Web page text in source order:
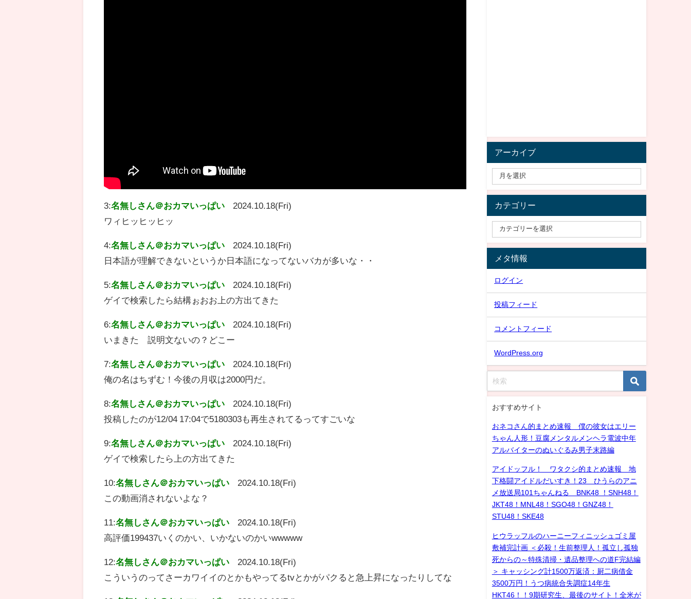
3:名無しさん＠おカマいっぱい
2024.10.18(Fri)
ワィヒッヒッヒッ
4:名無しさん＠おカマいっぱい
2024.10.18(Fri)
日本語が理解できないというか日本語になってないバカが多いな・・
5:名無しさん＠おカマいっぱい
2024.10.18(Fri)
ゲイで検索したら結構ぉおお上の方出てきた
6:名無しさん＠おカマいっぱい
2024.10.18(Fri)
いまきた 説明文ないの？どこー
7:名無しさん＠おカマいっぱい
2024.10.18(Fri)
俺の名はちずむ！今後の月収は2000円だ。
8:名無しさん＠おカマいっぱい
2024.10.18(Fri)
投稿したのが12/04 17:04で5180303も再生されてるってすごいな
9:名無しさん＠おカマいっぱい
2024.10.18(Fri)
ゲイで検索したら上の方出てきた
10:名無しさん＠おカマいっぱい
2024.10.18(Fri)
この動画消されないよな？
11:名無しさん＠おカマいっぱい
2024.10.18(Fri)
高評価199437いくのかい、いかないのかいwwwww
12:名無しさん＠おカマいっぱい
2024.10.18(Fri)
こういうのってさーカワイイのとかもやってるtvとかがパクると急上昇になったりしてな
アーカイブ
カテゴリー
メタ情報
ログイン
投稿フィード
コメントフィード
WordPress.org
おすすめサイト
おネコさん的まとめ速報 僕の彼女はエリー
ちゃん人形！豆腐メンタルメンヘラ電波中年
アルバイターのぬいぐるみ男子末路編
アイドッフル！ ワタクシ的まとめ速報 地
下格闘アイドルだいすき！23 ひうらのアニ
メ放送局101ちゃんねる BNK48 ！SNH48！
JKT48！MNL48！SGO48！GNZ48！
STU48！SKE48
ヒウラッフルのハーニーフィニッシュゴミ屋
敷補完計画 ＜必殺！生前整理人！孤立し孤独
死からの～特殊清掃・遺品整理への道F完結編
＞ キャッシング計1500万返済：厨二病借金
3500万円！うつ病統合失調症14年生
HKT46！！9期研究生、最後のサイト！全米が